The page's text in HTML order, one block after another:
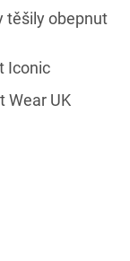
těšily obepnut